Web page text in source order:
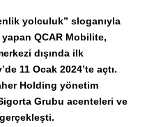
yolculuk” sloganıyla
QCAR Mobilite,
dışında ilk
11 Ocak 2024’te açtı.
Holding yönetim
Grubu acenteleri ve
gerçekleşti.